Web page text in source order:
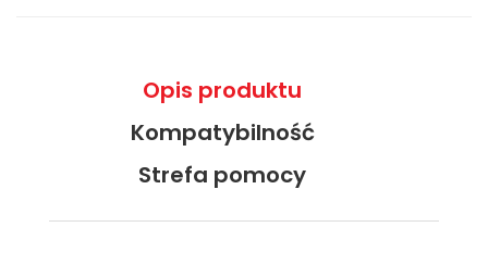
Opis produktu
Kompatybilność
Strefa pomocy